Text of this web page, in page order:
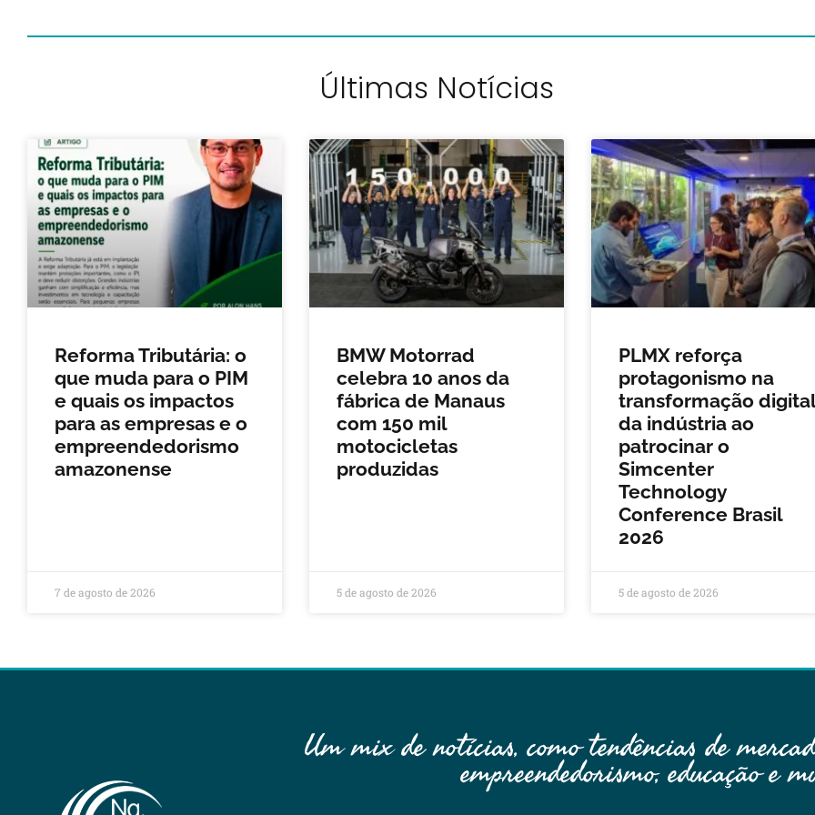
Últimas Notícias
Reforma Tributária: o
que muda para o PIM
e quais os impactos
para as empresas e o
empreendedorismo
amazonense
7 de agosto de 2026
BMW Motorrad
celebra 10 anos da
fábrica de Manaus
com 150 mil
motocicletas
produzidas
5 de agosto de 2026
PLMX reforça
protagonismo na
transformação digital
da indústria ao
patrocinar o
Simcenter
Technology
Conference Brasil
2026
5 de agosto de 2026
Um mix de notícias, como tendências de
empreendedorismo, educação e